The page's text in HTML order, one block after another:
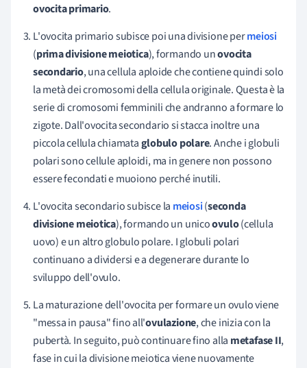
ovocita primario.
L'ovocita primario subisce poi una divisione permeiosi
(prima divisione meiotica), formando unovocita
secondario, una cellula aploide che contiene quindi solo
la metà dei cromosomi della cellula originale. Questa è la
serie di cromosomi femminili che andranno a formare lo
zigote. Dall'ovocita secondario si stacca inoltre una
piccola cellula chiamataglobulo polare. Anche i globuli
polari sono cellule aploidi, ma in genere non possono
essere fecondati e muoiono perché inutili.
L'ovocita secondario subisce la meiosi(seconda
divisione meiotica), formando un unicoovulo(cellula
uovo) e un altro globulo polare. I globuli polari
continuano a dividersi e a degenerare durante lo
sviluppo dell'ovulo.
La maturazione dell'ovocita per formare un ovulo viene
"messa in pausa" fino all'ovulazione, che inizia con la
pubertà. In seguito, può continuare fino alla metafase II,
fase in cui la divisione meiotica viene nuovamente